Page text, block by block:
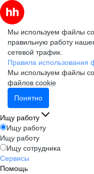
Мы используем файлы
правильную работу
сетевой трафик.
Правила использования
Мы используем файлы
файлов cookie
Понятно
Ищу работу
Ищу работу
Ищу работу
Ищу сотрудника
Сервисы
Помощь